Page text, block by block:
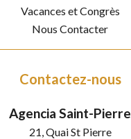
Vacances et Congrès
Nous Contacter
Contactez-nous
Agencia Saint-Pierre
21, Quai St Pierre